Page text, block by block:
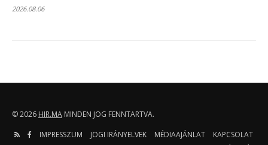
2026.08.06
© 2026 HIR.MA MINDEN JOG FENNTARTVA.
IMPRESSZUM
JOGI IRÁNYELVEK MÉDIAAJÁNLAT
KAPCSOLAT